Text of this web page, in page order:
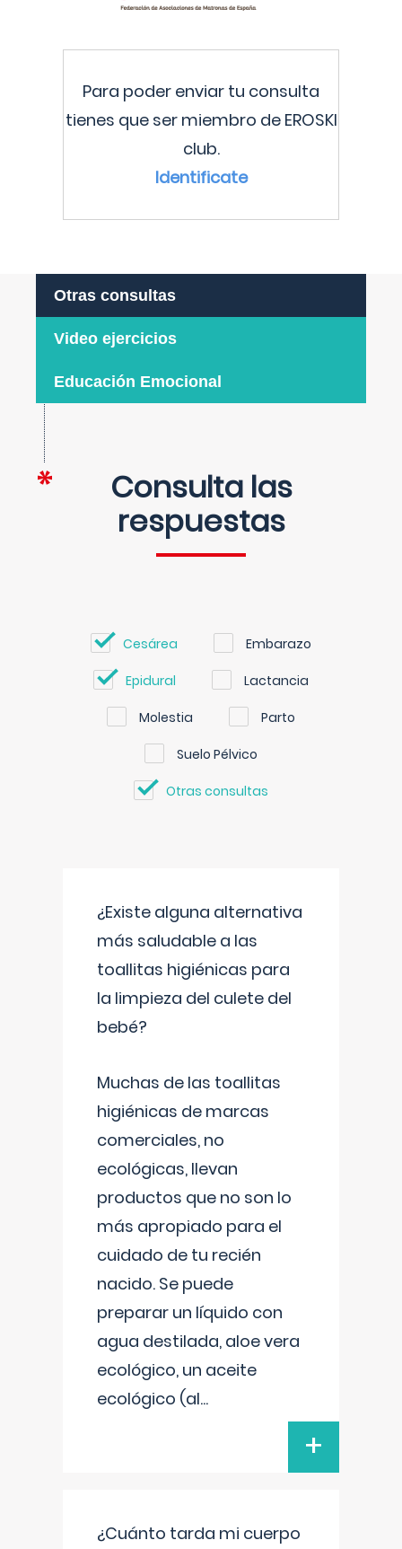
Para poder enviar tu consulta
tienes que ser miembro de EROSKI
club.
Identificate
Otras consultas
Video ejercicios
Educación Emocional
Consulta las
respuestas
Cesárea Embarazo
Epidural Lactancia
Molestia Parto
Suelo Pélvico
Otras consultas
¿Existe alguna alternativa
más saludable a las
toallitas higiénicas para
la limpieza del culete del
bebé?
Muchas de las toallitas
higiénicas de marcas
comerciales, no
ecológicas, llevan
productos que no son lo
más apropiado para el
cuidado de tu recién
nacido. Se puede
preparar un líquido con
agua destilada, aloe vera
ecológico, un aceite
ecológico (al...
+
¿Cuánto tarda mi cuerpo